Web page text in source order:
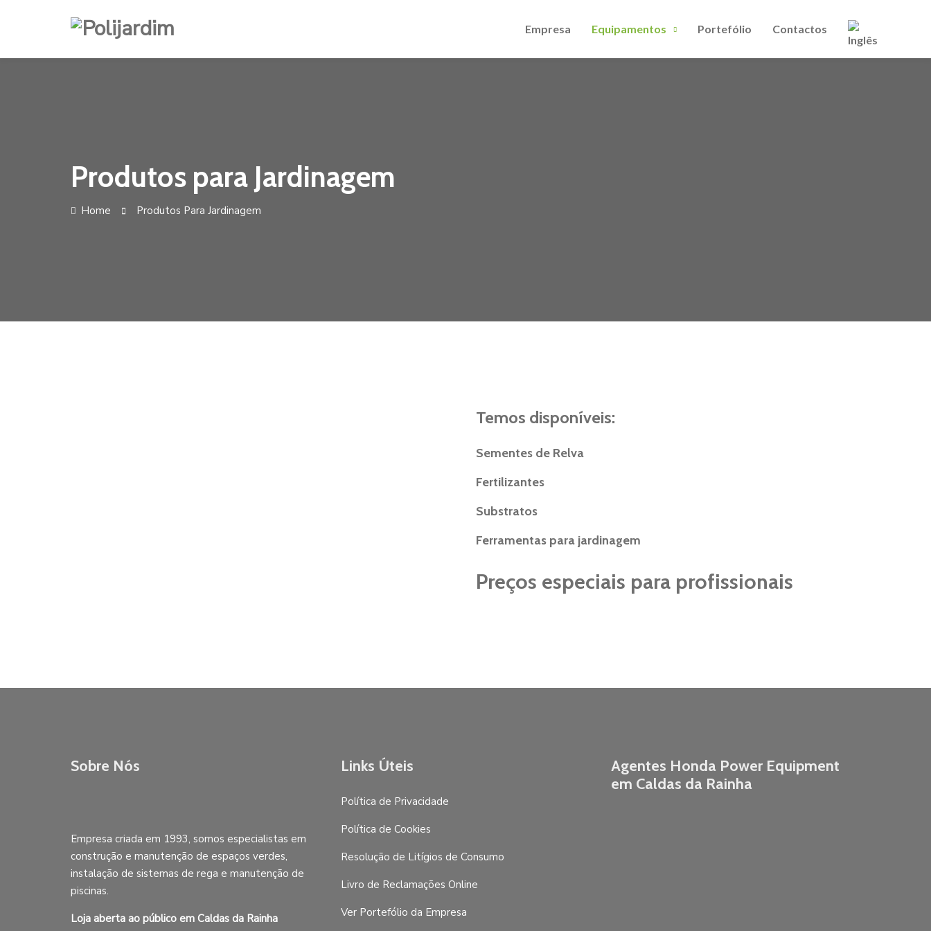
Empresa Equipamentos Portefólio Contactos
Produtos para Jardinagem
Home Produtos Para Jardinagem
Temos disponíveis:
Sementes de Relva
Fertilizantes
Substratos
Ferramentas para jardinagem
Preços especiais para profissionais
Sobre Nós
Empresa criada em 1993, somos especialistas em
construção e manutenção de espaços verdes,
instalação de sistemas de rega e manutenção de
piscinas.
Loja aberta ao público em Caldas da Rainha
Links Úteis
Política de Privacidade
Política de Cookies
Resolução de Litígios de Consumo
Livro de Reclamações Online
Ver Portefólio da Empresa
Agentes Honda Power Equipment
em Caldas da Rainha